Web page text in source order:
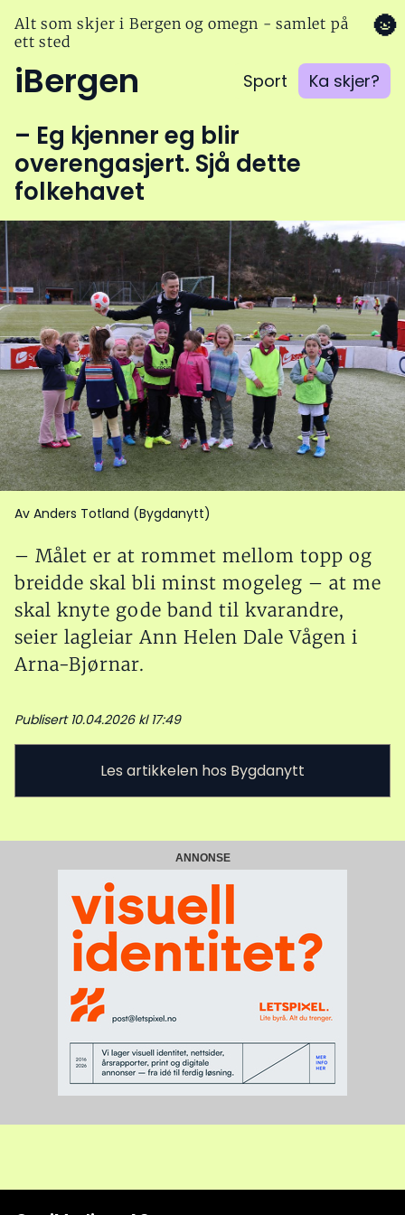
Alt som skjer i Bergen og omegn - samlet på
ett sted
iBergen Sport Ka skjer?
🌚
– Eg kjenner eg blir
overengasjert. Sjå dette
folkehavet
Av Anders Totland (Bygdanytt)
– Målet er at rommet mellom topp og
breidde skal bli minst mogeleg – at me
skal knyte gode band til kvarandre,
seier lagleiar Ann Helen Dale Vågen i
Arna-Bjørnar.
Publisert 10.04.2026 kl 17:49
Les artikkelen hos Bygdanytt
ANNONSE